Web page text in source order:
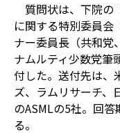
質問状は、下院の
に関する特別委員会
ナー委員長（共和党
ナムルティ少数党筆
付した。送付先は、
ズ、ラムリサーチ、
のASMLの5社。回
る。